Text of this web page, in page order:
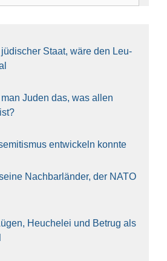
Staat, wäre den Leu­
Juden das, was allen
ent­wi­ckeln konn­te
Nach­bar­län­der, der NATO
Heu­che­lei und Betrug als